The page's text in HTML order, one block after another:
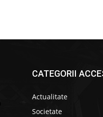
CATEGORII
Actualitate
Societate